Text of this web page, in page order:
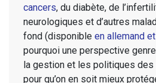
cancers, du diabète, de
neurologiques et d’autres
fond (disponible en allemand
pourquoi une perspective
la gestion et les politiques
pour qu’on en soit mieux